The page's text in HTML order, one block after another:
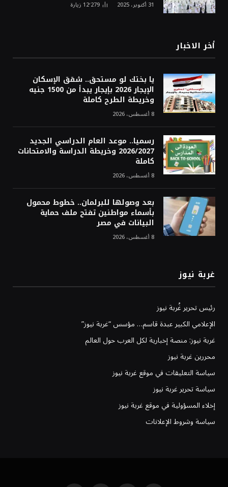
31 أكتوبر، 2025 12٬279 زيارة
أخر الاخبار
يا بختك لو مستحق.. شقق الإسكان
الإيجار 2026 بإيجار يبدأ من 1500 جنيه
وخريطة الطرح كاملة
8 أغسطس، 2026
رسميا.. موعد العام الدراسي الجديد
2026/2027 وخريطة الدراسة والامتحانات
كاملة
8 أغسطس، 2026
بعد وصولها للبرلمان.. خطوط محمول
بأسماء مواطنين تفتح ملف حماية
البيانات في مصر
8 أغسطس، 2026
غربة نيوز
رئيس تحرير غُربة نيوز
الإعلامي الكبير عبدة قاسم… مؤسس “غربة نيوز”
غربة نيوز: منصة إخبارية لكل العرب حول العالم
محررين غربة نيوز
سياسة التعليقات في موقع غربة نيوز
سياسة تحرير غربة نيوز
إخلاء المسؤولية في موقع غربة نيوز
سياسة وشروط الإعلانات